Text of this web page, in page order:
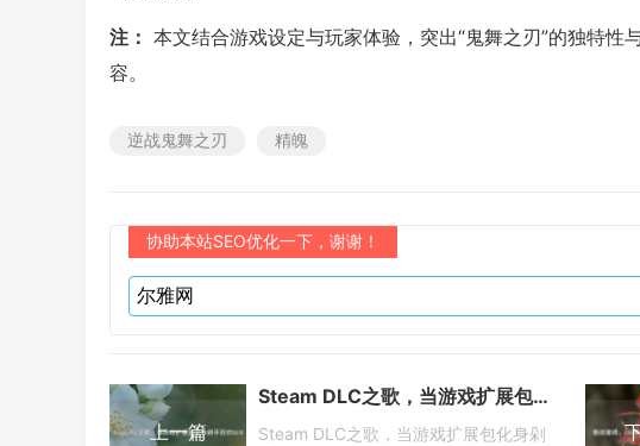
注： 本文结合游戏设定与玩家体验，突出“鬼舞之刃”的独特
容。
逆战鬼舞之刃 精魄
协助本站SEO优化一下，谢谢！
上一篇
Steam DLC之歌，当游戏扩展包化身剁手狂欢BGM
Steam DLC之歌，当游戏扩展包化身剁